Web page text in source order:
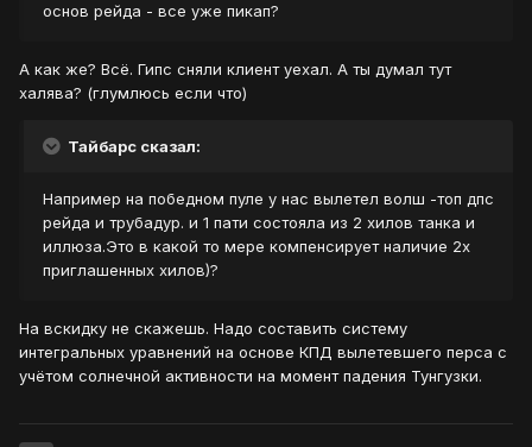
основ рейда - все уже пикап?
А как же? Всё. Гипс сняли клиент уехал. А ты думал тут
халява? (глумлюсь если что)
Тайбарс сказал:
Например на победном пуле у нас вылетел волш -топ дпс
рейда и трубадур. и 1 пати состояла из 2 хилов танка и
иллюза.Это в какой то мере компенсирует наличие 2х
приглашенных хилов)?
На вскидку не скажешь. Надо составить систему
интегральных уравнений на основе КПД вылетевшего перса с
учётом солнечной активности на момент падения Тунгузки.